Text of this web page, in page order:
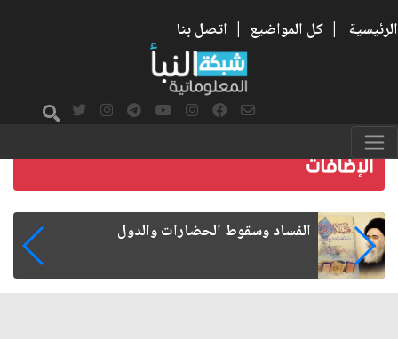
الرئيسية | كل المواضيع | اتصل بنا
رواتب الموظفين على صفيح ساخن